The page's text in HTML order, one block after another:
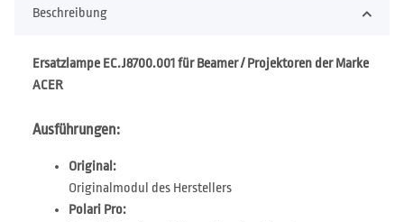
Beschreibung
Ersatzlampe EC.J8700.001 für Beamer / Projektoren der Marke
ACER
Ausführungen:
Original:
Originalmodul des Herstellers
Polari Pro: